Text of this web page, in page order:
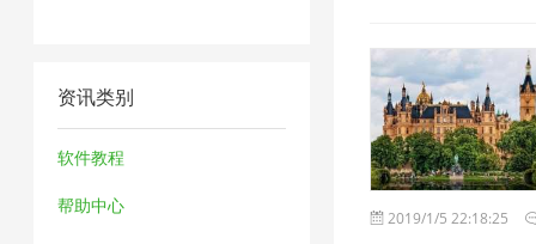
4
缩
2
1
缩
器
2
器
资讯类别
软件教程
帮助中心
2019/1/5 22:18:25